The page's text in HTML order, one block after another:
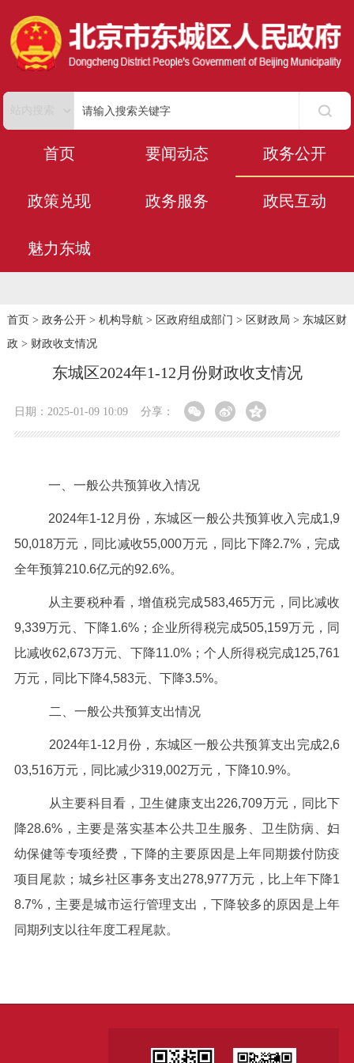
首页 要闻动态 政务公开
政策兑现 政务服务 政民互动
魅力东城
首页 > 政务公开> 机构导航 > 区政府组成部门 > 区财政局 > 东城区财
政 > 财政收支情况
东城区2024年1-12月份财政收支情况
日期：2025-01-09 10:09 分享：
一、一般公共预算收入情况
2024年1-12月份，东城区一般公共预算收入完成1,9
50,018万元，同比减收55,000万元，同比下降2.7%，完成
全年预算210.6亿元的92.6%。
从主要税种看，增值税完成583,465万元，同比减收
9,339万元、下降1.6%；企业所得税完成505,159万元，同
比减收62,673万元、下降11.0%；个人所得税完成125,761
万元，同比下降4,583元、下降3.5%。
二、一般公共预算支出情况
2024年1-12月份，东城区一般公共预算支出完成2,6
03,516万元，同比减少319,002万元，下降10.9%。
从主要科目看，卫生健康支出226,709万元，同比下
降28.6%，主要是落实基本公共卫生服务、卫生防病、妇
幼保健等专项经费，下降的主要原因是上年同期拨付防疫
项目尾款；城乡社区事务支出278,977万元，比上年下降1
8.7%，主要是城市运行管理支出，下降较多的原因是上年
同期列支以往年度工程尾款。